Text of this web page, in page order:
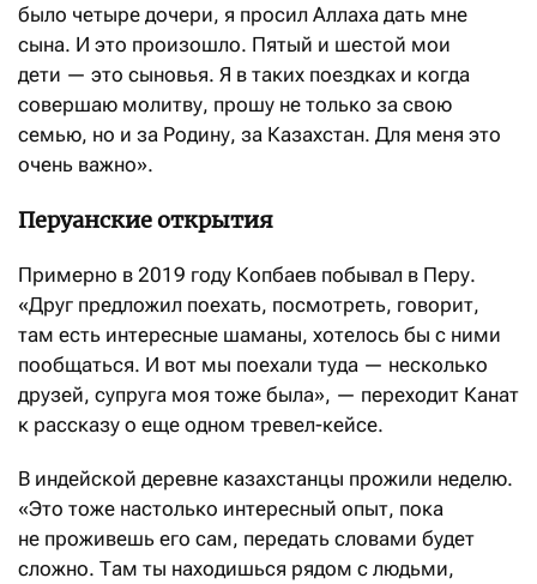
было четыре дочери, я просил Аллаха дать мне
сына. И это произошло. Пятый и шестой мои
дети — это сыновья. Я в таких поездках и когда
совершаю молитву, прошу не только за свою
семью, но и за Родину, за Казахстан. Для меня это
очень важно».
Перуанские открытия
Примерно в 2019 году Копбаев побывал в Перу.
«Друг предложил поехать, посмотреть, говорит,
там есть интересные шаманы, хотелось бы с ними
пообщаться. И вот мы поехали туда — несколько
друзей, супруга моя тоже была», — переходит Канат
к рассказу о еще одном тревел-кейсе.
В индейской деревне казахстанцы прожили неделю.
«Это тоже настолько интересный опыт, пока
не проживешь его сам, передать словами будет
сложно. Там ты находишься рядом с людьми,